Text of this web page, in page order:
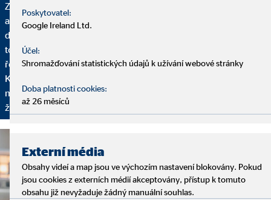
Začínáme analýzou, na kterou si vyhradím dostatek času,
abych vás poznal: Jak vypadá vaše finanční situace? Máte plány
do budoucna? Co si přejete, jaké jsou vaše cíle? Na základě
toho následuje poradenství, během kterého vám představím
řešení financí šité na míru vašim individuálním požadavkům.
Kromě toho dochází k pravidelnému setkávání, aby bylo
možno vaše finanční plány přizpůsobit vaším aktuálním
životním podmínkám.
Poskytovatel:
Google Ireland Ltd.
Účel:
Shromažďování statistických údajů k užívání webové stránky
Doba platnosti cookies:
až 26 měsíců
Externí média
Obsahy videí a map jsou ve výchozím nastavení blokovány. Pokud
jsou cookies z externích médií akceptovány, přístup k tomuto
obsahu již nevyžaduje žádný manuální souhlas.